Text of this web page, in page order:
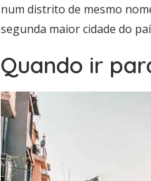
num distrito de mesmo
segunda maior cidade do
Quando ir